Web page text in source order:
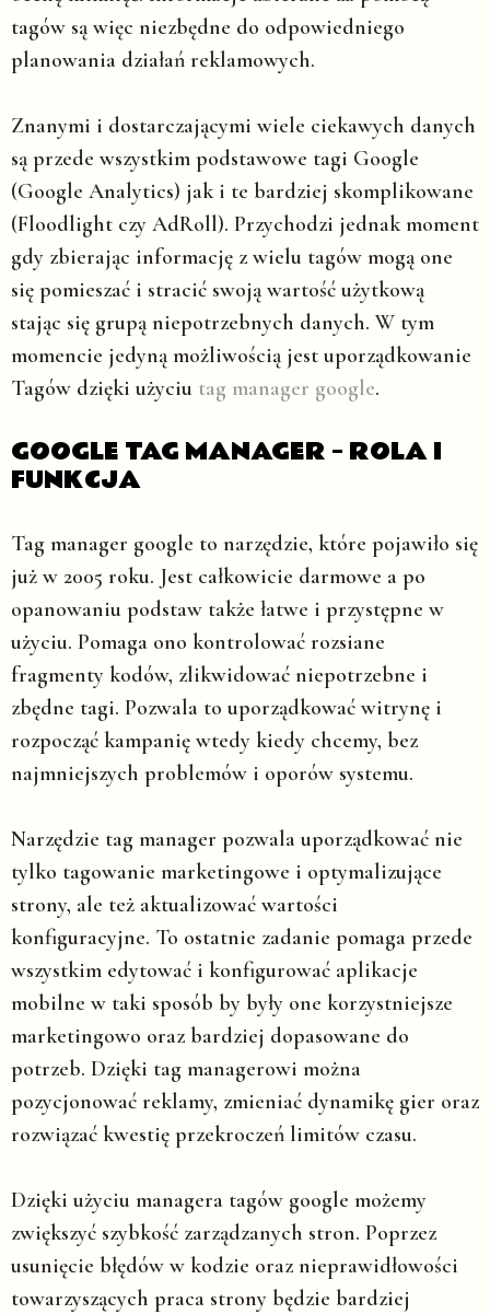
tagów są więc niezbędne do odpowiedniego
planowania działań reklamowych.
Znanymi i dostarczającymi wiele ciekawych danych
są przede wszystkim podstawowe tagi Google
(Google Analytics) jak i te bardziej skomplikowane
(Floodlight czy AdRoll). Przychodzi jednak moment
gdy zbierając informację z wielu tagów mogą one
się pomieszać i stracić swoją wartość użytkową
stając się grupą niepotrzebnych danych. W tym
momencie jedyną możliwością jest uporządkowanie
Tagów dzięki użyciu tag manager google.
GOOGLE TAG MANAGER – ROLA I
FUNKCJA
Tag manager google to narzędzie, które pojawiło się
już w 2005 roku. Jest całkowicie darmowe a po
opanowaniu podstaw także łatwe i przystępne w
użyciu. Pomaga ono kontrolować rozsiane
fragmenty kodów, zlikwidować niepotrzebne i
zbędne tagi. Pozwala to uporządkować witrynę i
rozpocząć kampanię wtedy kiedy chcemy, bez
najmniejszych problemów i oporów systemu.
Narzędzie tag manager pozwala uporządkować nie
tylko tagowanie marketingowe i optymalizujące
strony, ale też aktualizować wartości
konfiguracyjne. To ostatnie zadanie pomaga przede
wszystkim edytować i konfigurować aplikacje
mobilne w taki sposób by były one korzystniejsze
marketingowo oraz bardziej dopasowane do
potrzeb. Dzięki tag managerowi można
pozycjonować reklamy, zmieniać dynamikę gier oraz
rozwiązać kwestię przekroczeń limitów czasu.
Dzięki użyciu managera tagów google możemy
zwiększyć szybkość zarządzanych stron. Poprzez
usunięcie błędów w kodzie oraz nieprawidłowości
towarzyszących praca strony będzie bardziej